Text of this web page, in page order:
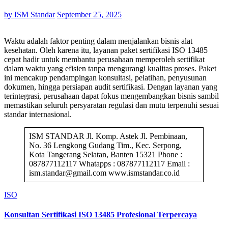
by ISM Standar September 25, 2025
Waktu adalah faktor penting dalam menjalankan bisnis alat
kesehatan. Oleh karena itu, layanan paket sertifikasi ISO 13485
cepat hadir untuk membantu perusahaan memperoleh sertifikat
dalam waktu yang efisien tanpa mengurangi kualitas proses. Paket
ini mencakup pendampingan konsultasi, pelatihan, penyusunan
dokumen, hingga persiapan audit sertifikasi. Dengan layanan yang
terintegrasi, perusahaan dapat fokus mengembangkan bisnis sambil
memastikan seluruh persyaratan regulasi dan mutu terpenuhi sesuai
standar internasional.
ISM STANDAR Jl. Komp. Astek Jl. Pembinaan,
No. 36 Lengkong Gudang Tim., Kec. Serpong,
Kota Tangerang Selatan, Banten 15321 Phone :
087877112117 Whatapps : 087877112117 Email :
ism.standar@gmail.com www.ismstandar.co.id
ISO
Konsultan Sertifikasi ISO 13485 Profesional Terpercaya